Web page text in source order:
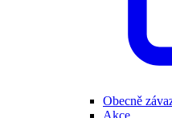
Obecně